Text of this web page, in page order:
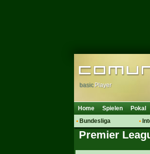
basic Player
Home Spielen Pokal
Bundesliga
Hot News
Premier